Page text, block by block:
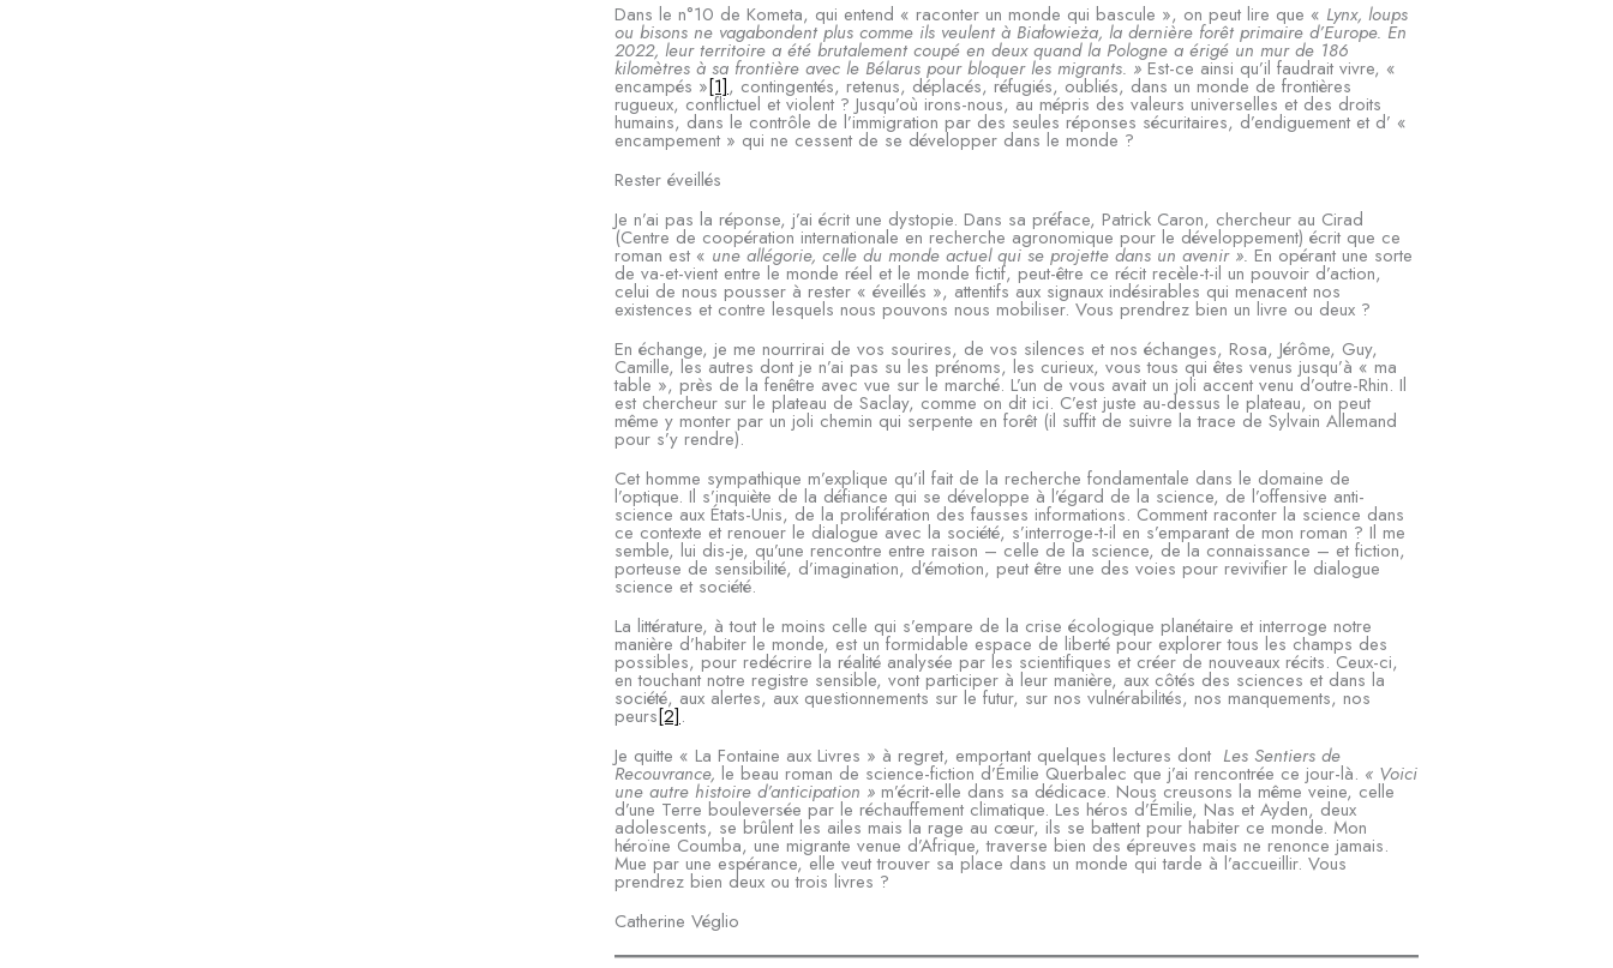
Dans le n°10 de Kometa, qui entend « raconter un monde qui bascule », on peut lire que « Lynx, loups
ou bisons ne vagabondent plus comme ils veulent à Białowieża, la dernière forêt primaire d’Europe. En
2022, leur territoire a été brutalement coupé en deux quand la Pologne a érigé un mur de 186
kilomètres à sa frontière avec le Bélarus pour bloquer les migrants. »Est-ce ainsi qu’il faudrait vivre, «
encampés »[1], contingentés, retenus, déplacés, réfugiés, oubliés, dans un monde de frontières
rugueux, conflictuel et violent ? Jusqu’où irons-nous, au mépris des valeurs universelles et des droits
humains, dans le contrôle de l’immigration par des seules réponses sécuritaires, d’endiguement et d’ «
encampement » qui ne cessent de se développer dans le monde ?
Rester éveillés
Je n’ai pas la réponse, j’ai écrit une dystopie. Dans sa préface, Patrick Caron, chercheur au Cirad
(Centre de coopération internationale en recherche agronomique pour le développement) écrit que ce
roman est « une allégorie, celle du monde actuel qui se projette dans un avenir ». En opérant une sorte
de va-et-vient entre le monde réel et le monde fictif, peut-être ce récit recèle-t-il un pouvoir d’action,
celui de nous pousser à rester « éveillés », attentifs aux signaux indésirables qui menacent nos
existences et contre lesquels nous pouvons nous mobiliser. Vous prendrez bien un livre ou deux ?
En échange, je me nourrirai de vos sourires, de vos silences et nos échanges, Rosa, Jérôme, Guy,
Camille, les autres dont je n’ai pas su les prénoms, les curieux, vous tous qui êtes venus jusqu’à « ma
table », près de la fenêtre avec vue sur le marché. L’un de vous avait un joli accent venu d’outre-Rhin. Il
est chercheur sur le plateau de Saclay, comme on dit ici. C’est juste au-dessus le plateau, on peut
même y monter par un joli chemin qui serpente en forêt (il suffit de suivre la trace de Sylvain Allemand
pour s’y rendre).
Cet homme sympathique m’explique qu’il fait de la recherche fondamentale dans le domaine de
l’optique. Il s’inquiète de la défiance qui se développe à l’égard de la science, de l’offensive anti-
science aux États-Unis, de la prolifération des fausses informations. Comment raconter la science dans
ce contexte et renouer le dialogue avec la société, s’interroge-t-il en s’emparant de mon roman ? Il me
semble, lui dis-je, qu’une rencontre entre raison – celle de la science, de la connaissance – et fiction,
porteuse de sensibilité, d’imagination, d’émotion, peut être une des voies pour revivifier le dialogue
science et société.
La littérature, à tout le moins celle qui s’empare de la crise écologique planétaire et interroge notre
manière d’habiter le monde, est un formidable espace de liberté pour explorer tous les champs des
possibles, pour redécrire la réalité analysée par les scientifiques et créer de nouveaux récits. Ceux-ci,
en touchant notre registre sensible, vont participer à leur manière, aux côtés des sciences et dans la
société, aux alertes, aux questionnements sur le futur, sur nos vulnérabilités, nos manquements, nos
peurs[2].
Je quitte « La Fontaine aux Livres » à regret, emportant quelques lectures dont Les Sentiers de
Recouvrance, le beau roman de science-fiction d’Émilie Querbalec que j’ai rencontrée ce jour-là. « Voici
une autre histoire d’anticipation » m’écrit-elle dans sa dédicace. Nous creusons la même veine, celle
d’une Terre bouleversée par le réchauffement climatique. Les héros d’Émilie, Nas et Ayden, deux
adolescents, se brûlent les ailes mais la rage au cœur, ils se battent pour habiter ce monde. Mon
héroïne Coumba, une migrante venue d’Afrique, traverse bien des épreuves mais ne renonce jamais.
Mue par une espérance, elle veut trouver sa place dans un monde qui tarde à l’accueillir. Vous
prendrez bien deux ou trois livres ?
Catherine Véglio